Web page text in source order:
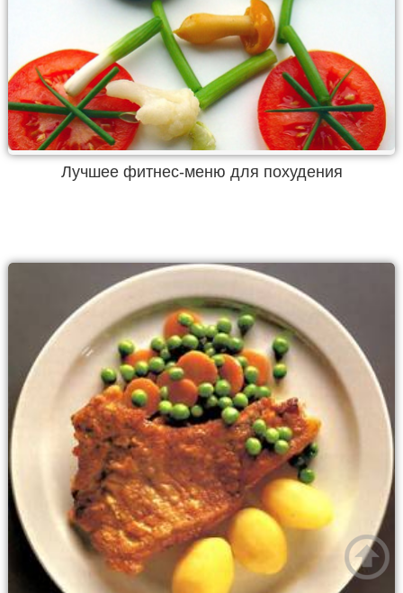
Лучшее фитнес-меню для похудения